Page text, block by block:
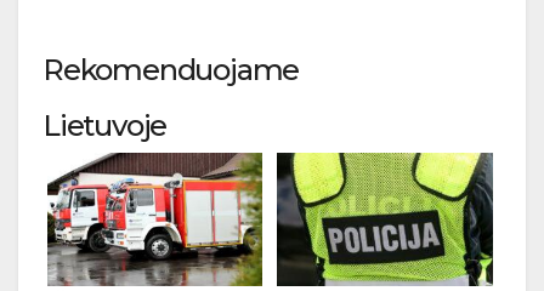
Rekomenduojame
Lietuvoje